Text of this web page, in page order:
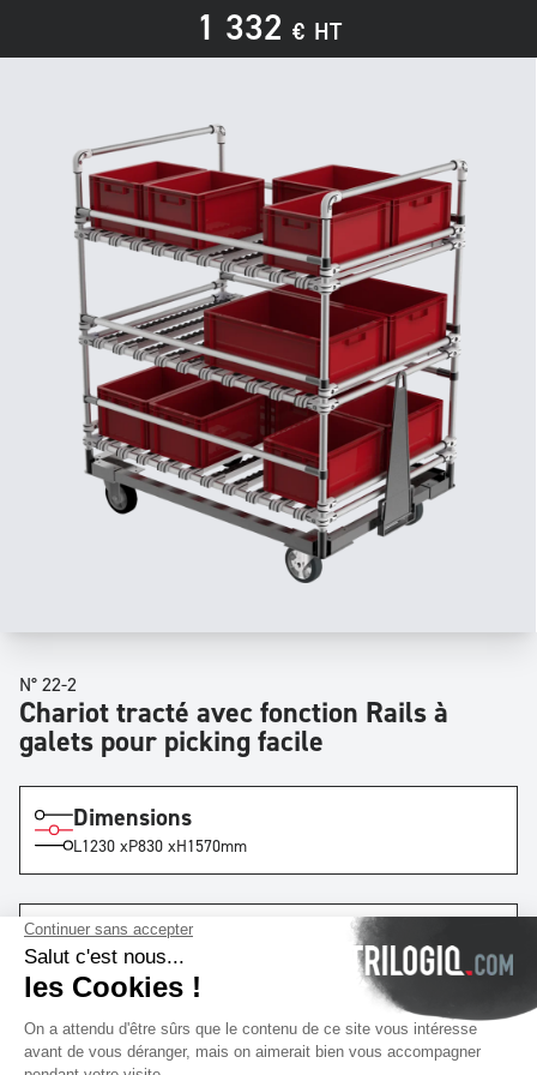
1 332 € HT
N° 22-2
Chariot tracté avec fonction Rails à
galets pour picking facile
Dimensions
L1230 xP830 xH1570mm
Niveaux
x3
Voies